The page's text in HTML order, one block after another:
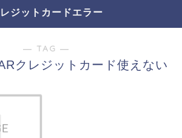
ジットカードエラー
― TAG ―
クレジットカード使えない